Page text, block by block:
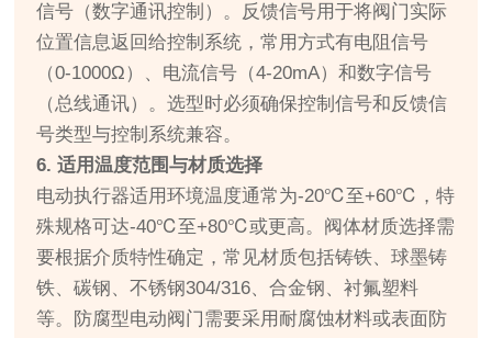
信号（数字通讯控制）。反馈信号用于将阀门实际
位置信息返回给控制系统，常用方式有电阻信号
（0-1000Ω）、电流信号（4-20mA）和数字信号
（总线通讯）。选型时必须确保控制信号和反馈信
号类型与控制系统兼容。
6. 适用温度范围与材质选择
电动执行器适用环境温度通常为-20℃至+60℃，特
殊规格可达-40℃至+80℃或更高。阀体材质选择需
要根据介质特性确定，常见材质包括铸铁、球墨铸
铁、碳钢、不锈钢304/316、合金钢、衬氟塑料
等。防腐型电动阀门需要采用耐腐蚀材料或表面防